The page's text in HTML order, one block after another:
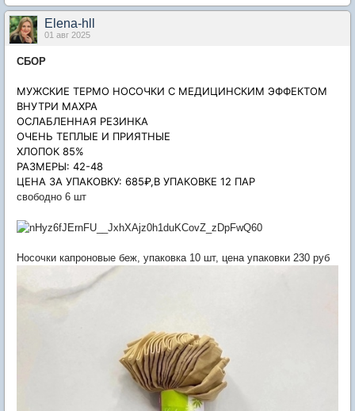
Elena-hll
01 авг 2025
СБОР
МУЖСКИЕ ТЕРМО НОСОЧКИ С МЕДИЦИНСКИМ ЭФФЕКТОМ
ВНУТРИ МАХРА
ОСЛАБЛЕННАЯ РЕЗИНКА
ОЧЕНЬ ТЕПЛЫЕ И ПРИЯТНЫЕ
ХЛОПОК 85%
РАЗМЕРЫ: 42-48
ЦЕНА ЗА УПАКОВКУ: 685₽,В УПАКОВКЕ 12 ПАР
свободно 6 шт
Носочки капроновые беж, упаковка 10 шт, цена упаковки 230 руб